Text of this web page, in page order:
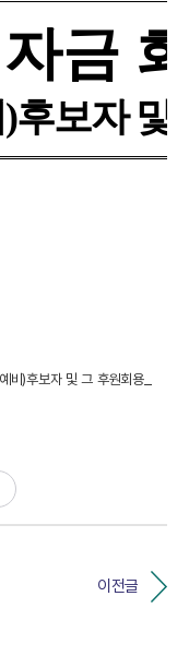
)후보자 및 그 후원회용_
이전글